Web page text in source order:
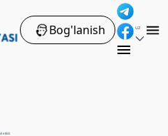
Bog'lanish UZ
etildi.